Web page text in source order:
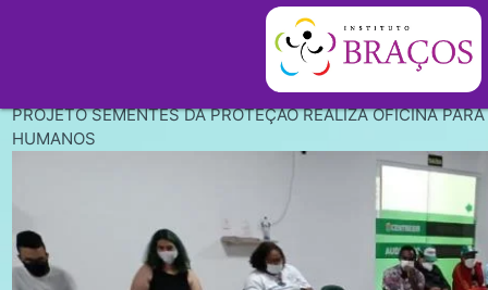
PROJETO SEMENTES DA PROTEÇÃO REALIZA OFICINA
HUMANOS